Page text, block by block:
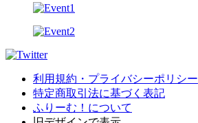
利用規約・プライバシーポリシー
特定商取引法に基づく表記
ふりーむ！について